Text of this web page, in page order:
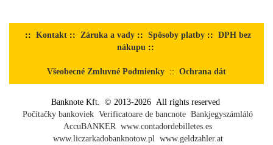
:: Kontakt:: Záruka a vady:: Spôsoby platby:: DPH bez
nákupu::
Všeobecné Zmluvné Podmienky :: Ochrana dát
Banknote Kft. © 2013-2026 All rights reserved
Počítačky bankoviek Verificatoare de bancnote Bankjegyszámláló
AccuBANKER www.contadordebilletes.es
www.liczarkadobanknotow.pl www.geldzahler.at